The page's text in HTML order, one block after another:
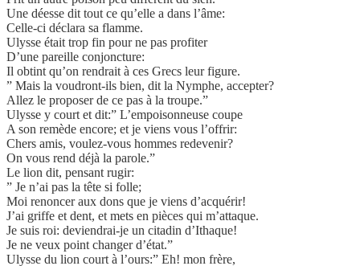
Une déesse dit tout ce qu’elle a dans l’âme:
Celle-ci déclara sa flamme.
Ulysse était trop fin pour ne pas profiter
D’une pareille conjoncture:
Il obtint qu’on rendrait à ces Grecs leur figure.
” Mais la voudront-ils bien, dit la Nymphe, accepter?
Allez le proposer de ce pas à la troupe.”
Ulysse y court et dit:” L’empoisonneuse coupe
A son remède encore; et je viens vous l’offrir:
Chers amis, voulez-vous hommes redevenir?
On vous rend déjà la parole.”
Le lion dit, pensant rugir:
” Je n’ai pas la tête si folle;
Moi renoncer aux dons que je viens d’acquérir!
J’ai griffe et dent, et mets en pièces qui m’attaque.
Je suis roi: deviendrai-je un citadin d’Ithaque!
Je ne veux point changer d’état.”
Ulysse du lion court à l’ours:” Eh! mon frère,